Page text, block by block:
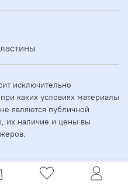
исключительно
каких условиях материалы
являются публичной
их наличие и цены вы